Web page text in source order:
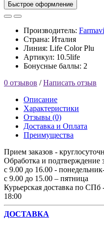
Быстрое оформление
Производитель:
Страна: Италия
Линия: Life Color Plu
Артикул: 10.5life
Бонусные баллы: 2
0 отзывов /Написать отзыв
Описание
Характеристики
Отзывы (0)
Доставка и Оплата
Преимущества
Прием заказов -
Обработка и подтверждение
с 9.00 до 16.00 -
с 9.00 до 15.00 – пятница
Курьерская доставка по СПб
18:00
ДОСТАВКА